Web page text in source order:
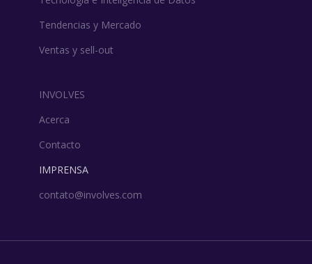
Tendencias y Mercado
Ventas y sell-out
INVOLVES
Acerca
Contacto
IMPRENSA
contato@involves.com